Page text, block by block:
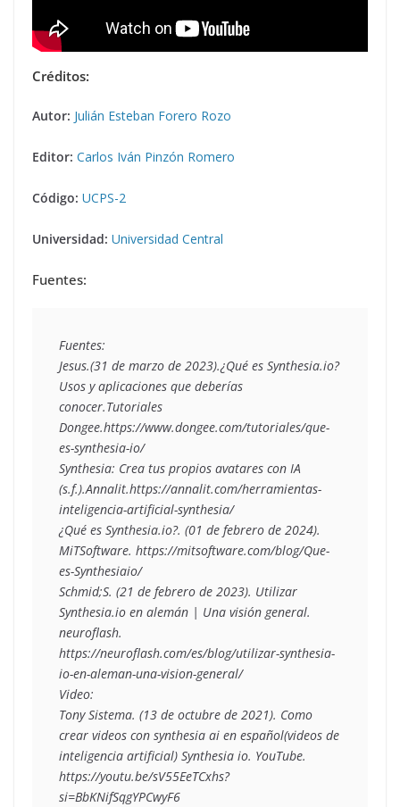
Créditos:
Autor: Julián Esteban Forero Rozo
Editor: Carlos Iván Pinzón Romero
Código: UCPS-2
Universidad: Universidad Central
Fuentes:
Fuentes:
Jesus.(31 de marzo de 2023).¿Qué es Synthesia.io?
Usos y aplicaciones que deberías
conocer.Tutoriales
Dongee.https://www.dongee.com/tutoriales/que-
es-synthesia-io/
Synthesia: Crea tus propios avatares con IA
(s.f.).Annalit.https://annalit.com/herramientas-
inteligencia-artificial-synthesia/
¿Qué es Synthesia.io?. (01 de febrero de 2024).
MiTSoftware. https://mitsoftware.com/blog/Que-
es-Synthesiaio/
Schmid;S. (21 de febrero de 2023). Utilizar
Synthesia.io en alemán | Una visión general.
neuroflash.
https://neuroflash.com/es/blog/utilizar-synthesia-
io-en-aleman-una-vision-general/
Video:
Tony Sistema. (13 de octubre de 2021). Como
crear videos con synthesia ai en español(videos de
inteligencia artificial) Synthesia io. YouTube.
https://youtu.be/sV55EeTCxhs?
si=BbKNifSqgYPCwyF6